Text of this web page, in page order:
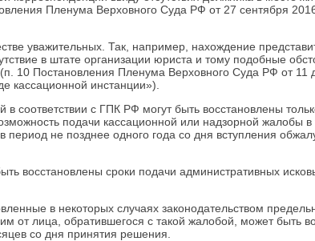
Пленума Верховного Суда РФ от 27 сентября
уважительных. Так, например, нахождение
в штате организации юриста и тому подобные
10 Постановления Пленума Верховного Суда РФ от
кассационной инстанции»).
с ГПК РФ могут быть восстановлены
подачи кассационной или надзорной жалобы
не позднее одного года со дня вступления
восстановлены сроки подачи административных
в некоторых случаях законодательством
лица, обратившегося с такой жалобой, может быть
со дня принятия решения.